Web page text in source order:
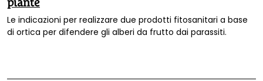
Le indicazioni per realizzare due prodotti fitosanitari a base
di ortica per difendere gli alberi da frutto dai parassiti.